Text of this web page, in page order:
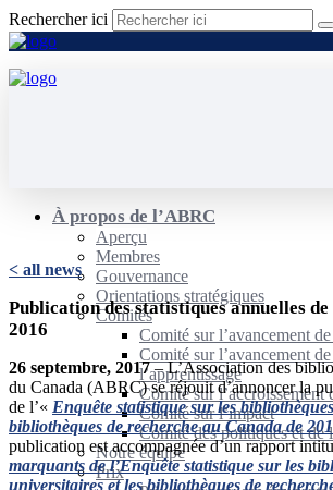
Rechercher ici
À propos de l’ABRC
Aperçu
Membres
Gouvernance
Orientations stratégiques
Comités
Comité sur l’avancement
Comité sur l’avancement
l’apprentissage
Comité sur l’accroissement
Comité sur l’impact
Comité des politiques et de
Notre équipe
Prix
< all news
Publication des statistiques annuelles de
2016
26 septembre, 2017– L’Association des
du Canada (ABRC) se réjouit d’annoncer la
de l’« Enquête statistique sur les
bibliothèques de recherche au Canada de
publication est accompagnée d’un rapport
marquants de l’Enquête statistique sur les
universitaires et les bibliothèques de